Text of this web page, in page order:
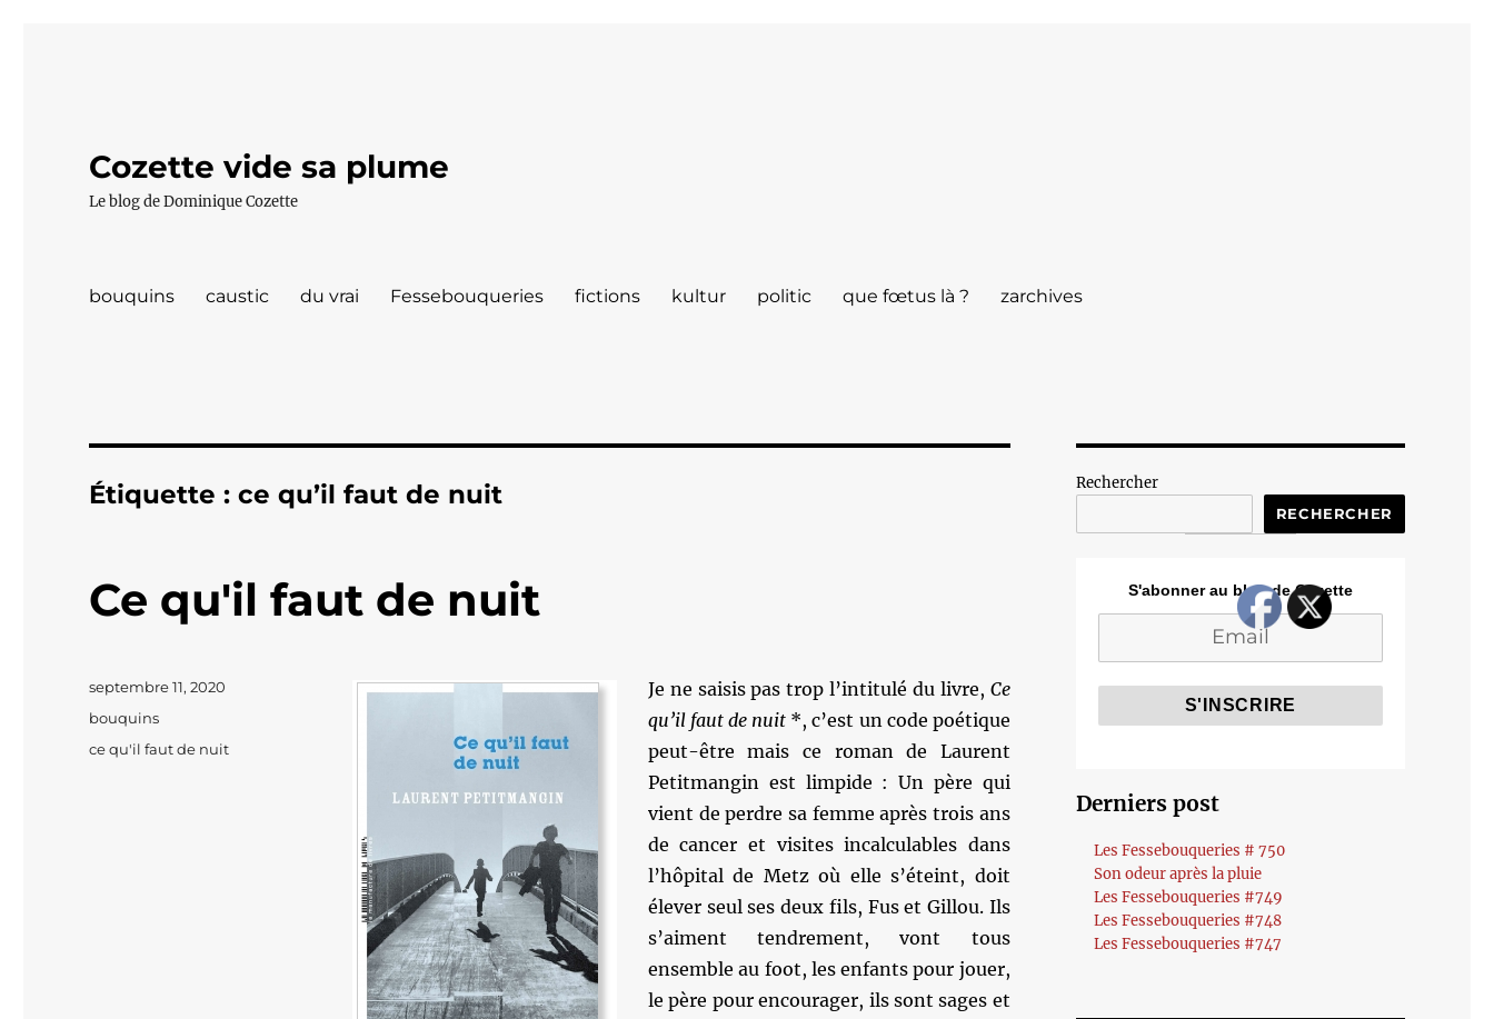
Cozette vide sa plume
Le blog de Dominique Cozette
bouquins caustic du vrai Fessebouqueries fictions kultur politic que fœtus là ? zarchives
Étiquette :ce qu’il faut de nuit
Ce qu'il faut de nuit
Je ne saisis pas trop l’intitulé du livre, Ce
qu’il faut de nuit *, c’est un code poétique
peut-être mais ce roman de Laurent
Petitmangin est limpide : Un père qui
vient de perdre sa femme après trois ans
de cancer et visites incalculables dans
l’hôpital de Metz où elle s’éteint, doit
élever seul ses deux fils, Fus et Gillou. Ils
s’aiment tendrement, vont tous
ensemble au foot, les enfants pour jouer,
le père pour encourager, ils sont sages et
Publié
le
septembre 11, 2020
Catégories
bouquins
Étiquettes
ce qu'il faut de nuit
Rechercher
RECHERCHER
S'abonner au blog de Cozette
Derniers post
Les Fessebouqueries # 750
Son odeur après la pluie
Les Fessebouqueries #749
Les Fessebouqueries #748
Les Fessebouqueries #747